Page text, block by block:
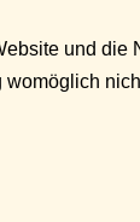
und die